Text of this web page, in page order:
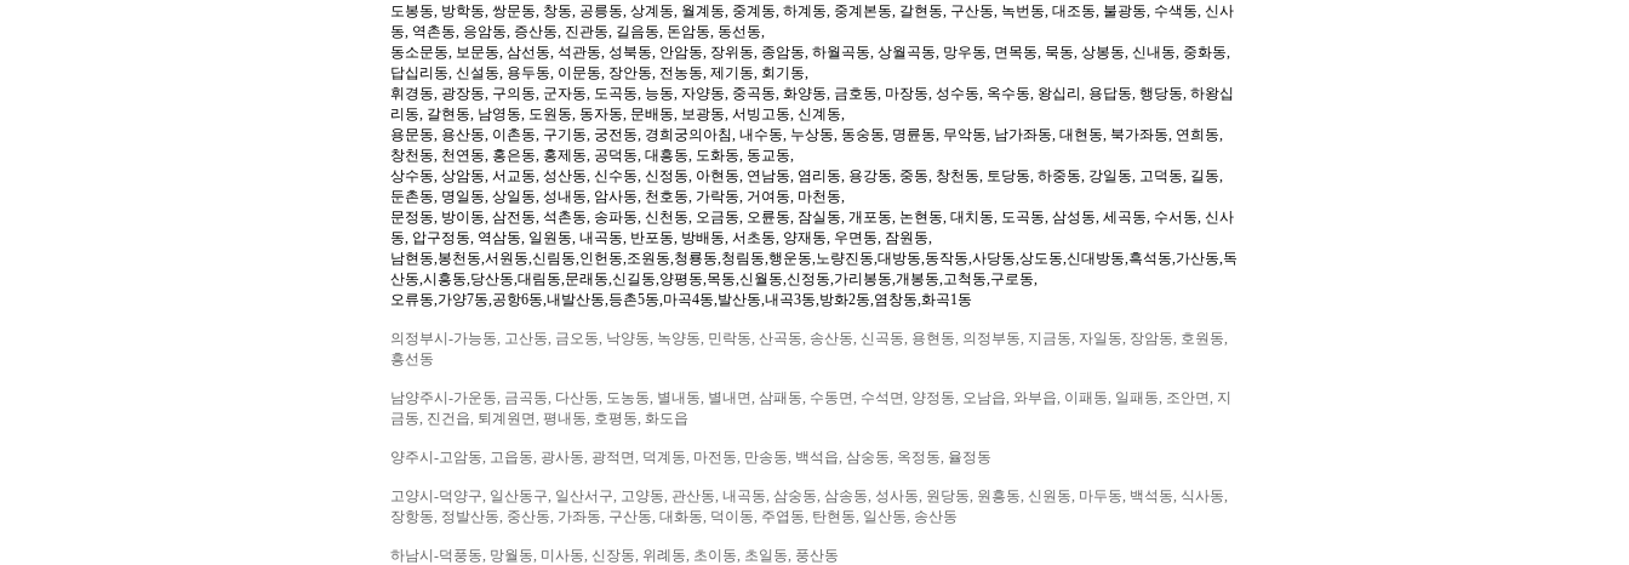
도봉동, 방학동, 쌍문동, 창동, 공릉동, 상계동, 월계동, 중계동, 하계동, 중계본동, 갈현동, 구산동, 녹번동, 대조동, 불광동, 수색동, 신사
동, 역촌동, 응암동, 증산동, 진관동, 길음동, 돈암동, 동선동,
동소문동, 보문동, 삼선동, 석관동, 성북동, 안암동, 장위동, 종암동, 하월곡동, 상월곡동, 망우동, 면목동, 묵동, 상봉동, 신내동, 중화동,
답십리동, 신설동, 용두동, 이문동, 장안동, 전농동, 제기동, 회기동,
휘경동, 광장동, 구의동, 군자동, 도곡동, 능동, 자양동, 중곡동, 화양동, 금호동, 마장동, 성수동, 옥수동, 왕십리, 용답동, 행당동, 하왕십
리동, 갈현동, 남영동, 도원동, 동자동, 문배동, 보광동, 서빙고동, 신계동,
용문동, 용산동, 이촌동, 구기동, 궁전동, 경희궁의아침, 내수동, 누상동, 동숭동, 명륜동, 무악동, 남가좌동, 대현동, 북가좌동, 연희동,
창천동, 천연동, 홍은동, 홍제동, 공덕동, 대흥동, 도화동, 동교동,
상수동, 상암동, 서교동, 성산동, 신수동, 신정동, 아현동, 연남동, 염리동, 용강동, 중동, 창천동, 토당동, 하중동, 강일동, 고덕동, 길동,
둔촌동, 명일동, 상일동, 성내동, 암사동, 천호동, 가락동, 거여동, 마천동,
문정동, 방이동, 삼전동, 석촌동, 송파동, 신천동, 오금동, 오륜동, 잠실동, 개포동, 논현동, 대치동, 도곡동, 삼성동, 세곡동, 수서동, 신사
동, 압구정동, 역삼동, 일원동, 내곡동, 반포동, 방배동, 서초동, 양재동, 우면동, 잠원동,
남현동,봉천동,서원동,신림동,인헌동,조원동,청룡동,청림동,행운동,노량진동,대방동,동작동,사당동,상도동,신대방동,흑석동,가산동,독
산동,시흥동,당산동,대림동,문래동,신길동,양평동,목동,신월동,신정동,가리봉동,개봉동,고척동,구로동,
오류동,가양7동,공항6동,내발산동,등촌5동,마곡4동,발산동,내곡3동,방화2동,염창동,화곡1동
의정부시-가능동, 고산동, 금오동, 낙양동, 녹양동, 민락동, 산곡동, 송산동, 신곡동, 용현동, 의정부동, 지금동, 자일동, 장암동, 호원동,
흥선동
남양주시-가운동, 금곡동, 다산동, 도농동, 별내동, 별내면, 삼패동, 수동면, 수석면, 양정동, 오남읍, 와부읍, 이패동, 일패동, 조안면, 지
금동, 진건읍, 퇴계원면, 평내동, 호평동, 화도읍
양주시-고암동, 고읍동, 광사동, 광적면, 덕계동, 마전동, 만송동, 백석읍, 삼숭동, 옥정동, 율정동
고양시-덕양구, 일산동구, 일산서구, 고양동, 관산동, 내곡동, 삼숭동, 삼송동, 성사동, 원당동, 원흥동, 신원동, 마두동, 백석동, 식사동,
장항동, 정발산동, 중산동, 가좌동, 구산동, 대화동, 덕이동, 주엽동, 탄현동, 일산동, 송산동
하남시-덕풍동, 망월동, 미사동, 신장동, 위례동, 초이동, 초일동, 풍산동